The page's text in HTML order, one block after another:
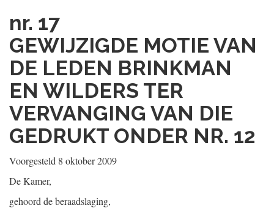
nr. 17
GEWIJZIGDE MOTIE VAN
DE LEDEN BRINKMAN
EN WILDERS TER
VERVANGING VAN DIE
GEDRUKT ONDER NR. 12
Voorgesteld 8 oktober 2009
De Kamer,
gehoord de beraadslaging,